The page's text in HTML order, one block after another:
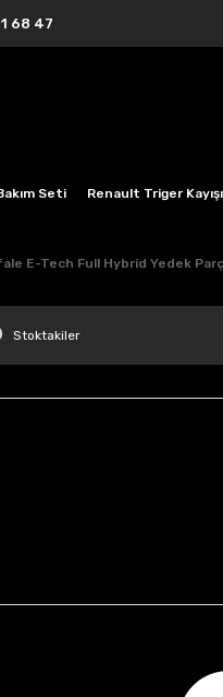
68 47
Seti Renault Triger
E-Tech Full Hybrid Yedek
Stoktakiler